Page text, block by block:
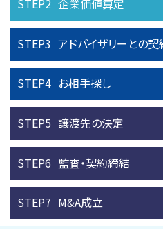
STEP2 企業価値算定
STEP3 アドバイザリーとの契
STEP4 お相手探し
STEP5 譲渡先の決定
STEP6 監査・契約締結
STEP7 M&A成立